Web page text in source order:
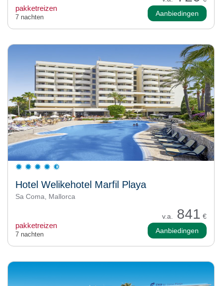
pakketreizen
7 nachten Aanbiedingen
Hotel Welikehotel Marfil Playa
Sa Coma, Mallorca
v.a. 841 €
pakketreizen
7 nachten Aanbiedingen